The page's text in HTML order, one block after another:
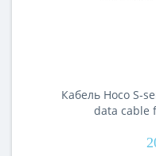
Кабель Hoco S-
data cable